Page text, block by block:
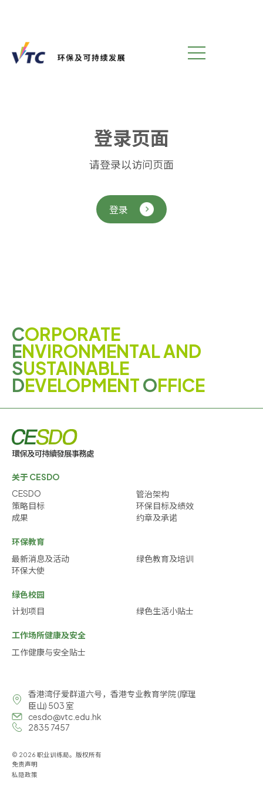
登录页面
请登录以访问页面
登录
CORPORATE
ENVIRONMENTAL AND
SUSTAINABLE
DEVELOPMENTOFFICE
关于 CESDO
CESDO
管治架构
策略目标
环保目标及绩效
成果
约章及承诺
环保教育
最新消息及活动
绿色教育及培训
环保大使
绿色校园
计划项目
绿色生活小贴士
工作场所健康及安全
工作健康与安全贴士
香港湾仔爱群道六号，香港专业教育学院 (摩理
臣山) 503 室
cesdo@vtc.edu.hk
2835 7457
© 2026 职业训练局。版权所有
免责声明
私隐政策